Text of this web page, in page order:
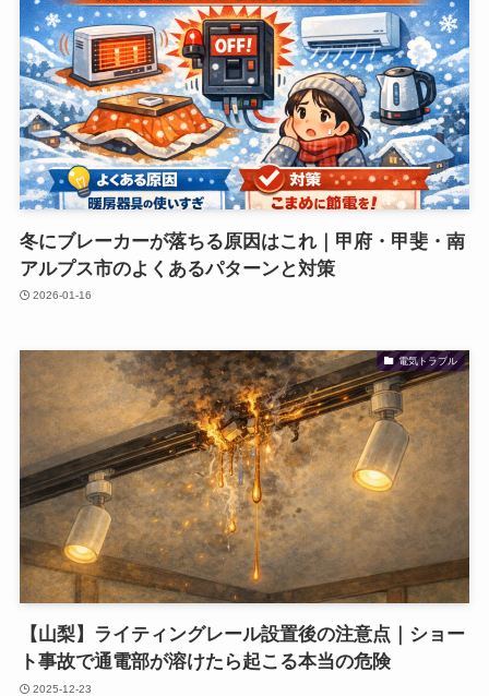
冬にブレーカーが落ちる原因はこれ｜甲府・甲斐・南
アルプス市のよくあるパターンと対策
2026-01-16
電気トラブル
【山梨】ライティングレール設置後の注意点｜ショー
ト事故で通電部が溶けたら起こる本当の危険
2025-12-23